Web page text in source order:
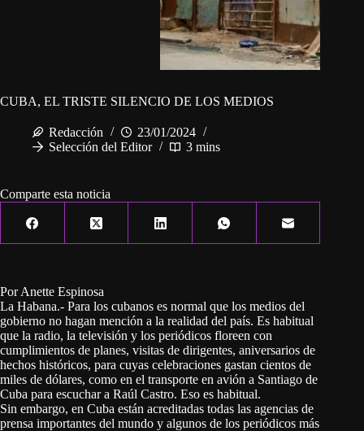
CUBA, EL TRISTE SILENCIO DE LOS MEDIOS
Redacción
23/01/2024
Selección del Editor
3 mins
Comparte esta noticia
Por Anette Espinosa
La Habana.- Para los cubanos es normal que los medios del
gobierno no hagan mención a la realidad del país. Es habitual
que la radio, la televisión y los periódicos floreen con
cumplimientos de planes, visitas de dirigentes, aniversarios de
hechos históricos, para cuyas celebraciones gastan cientos de
miles de dólares, como en el transporte en avión a Santiago de
Cuba para escuchar a Raúl Castro. Eso es habitual.
Sin embargo, en Cuba están acreditadas todas las agencias de
prensa importantes del mundo y algunos de los periódicos más